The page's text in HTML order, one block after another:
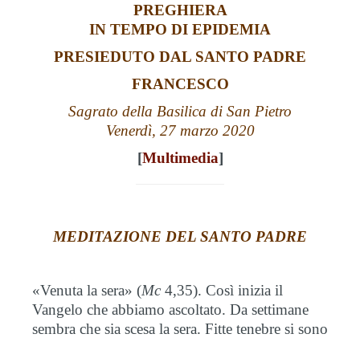
PREGHIERA
IN TEMPO DI EPIDEMIA
PRESIEDUTO DAL SANTO PADRE
FRANCESCO
Sagrato della Basilica di San Pietro
Venerdì, 27 marzo 2020
[Multimedia]
MEDITAZIONE DEL SANTO PADRE
«Venuta la sera» (Mc 4,35). Così inizia il
Vangelo che abbiamo ascoltato. Da settimane
sembra che sia scesa la sera. Fitte tenebre si sono